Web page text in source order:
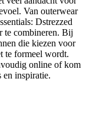
Van outerwear
Dstrezzed
te combineren. Bij
die kiezen voor
te formeel wordt.
online of kom
inspiratie.